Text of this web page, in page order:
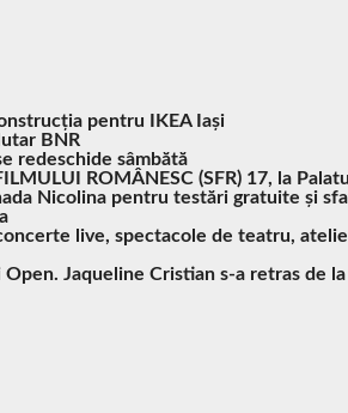
pentru IKEA Iași
BNR
redeschide sâmbătă
ROMÂNESC (SFR) 17, la
Nicolina pentru testări gratuite și
live, spectacole de teatru,
Jaqueline Cristian s-a retras de